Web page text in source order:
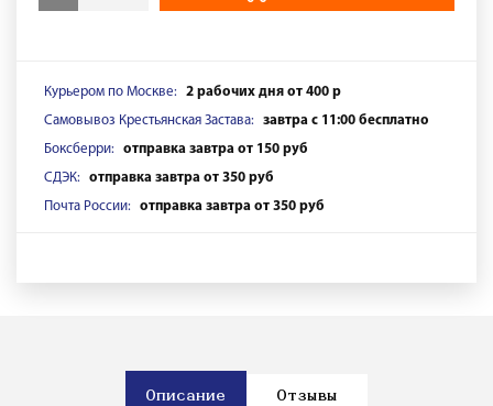
Курьером по Москве:
2 рабочих дня от 400 р
Самовывоз Крестьянская Застава:
завтра с 11:00 бесплатно
Боксберри:
отправка завтра от 150 руб
СДЭК:
отправка завтра от 350 руб
Почта России:
отправка завтра от 350 руб
Описание Отзывы